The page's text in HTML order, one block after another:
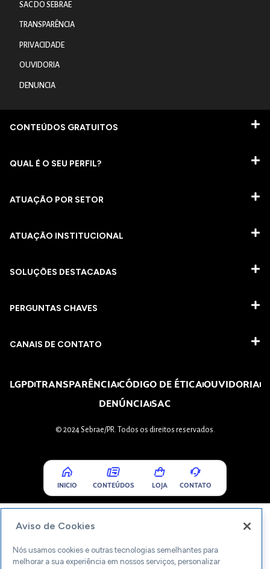
SAC DO SEBRAE
TRANSPARÊNCIA
PRIVACIDADE
OUVIDORIA
DENUNCIA
CONTEÚDOS GRATUITOS
QUAL É O SEU PERFIL?
ATUAÇÃO POR SETOR
ATUAÇÃO INSTITUCIONAL
SOLUÇÕES DESTACADAS
PERGUNTAS CHAVES​
CANAIS DE CONTATO
LGPDTRANSPARÊNCIACÓDIGO DE ÉTICAOUVIDORIA
DENÚNCIASAC
© 2024 Sebrae/PR. Todos os direitos reservados.
INICIO CONTEÚDOS LOJA CONTATO
Aviso de Cookies
Nós usamos cookies e outras tecnologias semelhantes para
melhorar a sua experiência em nossos serviços, personalizar